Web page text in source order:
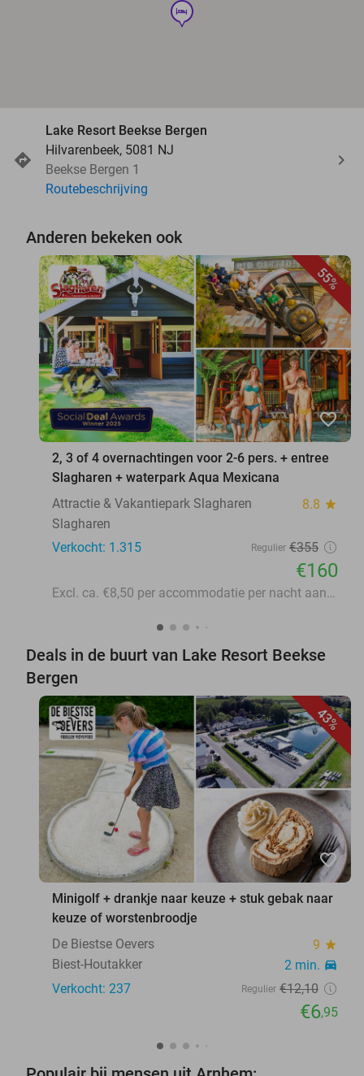
hotel
Lake Resort Beekse Bergen
Hilvarenbeek, 5081 NJ
Beekse Bergen 1
Routebeschrijving
Anderen bekeken ook
55%
favorite_border
2, 3 of 4 overnachtingen voor 2-6 pers. + entree
Slagharen + waterpark Aqua Mexicana
Attractie & Vakantiepark Slagharen
8.8 star
Slagharen
Verkocht: 1.315
Regulier €355
€160
Excl. ca. €8,50 per accommodatie per nacht aan lokale heffingen
Deals in de buurt van Lake Resort Beekse
Bergen
43%
favorite_border
Minigolf + drankje naar keuze + stuk gebak naar
keuze of worstenbroodje
De Biestse Oevers
9 star
Biest-Houtakker 2 min. directions_car
Verkocht: 237 Regulier €12,10
€6,95